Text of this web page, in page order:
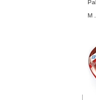
M ...